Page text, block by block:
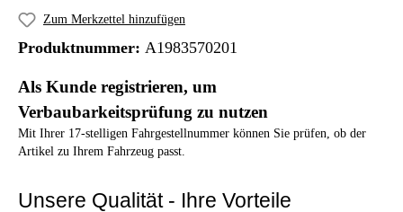
Zum Merkzettel hinzufügen
Produktnummer: A1983570201
Als Kunde registrieren, um
Verbaubarkeitsprüfung zu nutzen
Mit Ihrer 17-stelligen Fahrgestellnummer können Sie prüfen, ob der
Artikel zu Ihrem Fahrzeug passt.
Unsere Qualität - Ihre Vorteile